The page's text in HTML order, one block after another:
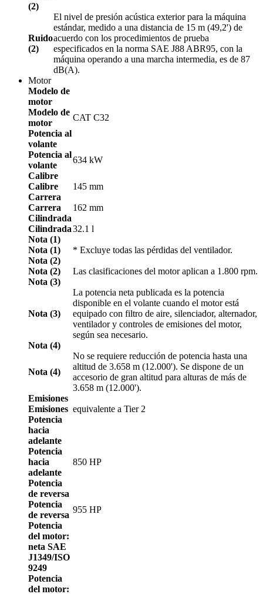
(2)
Ruido
(2)
El nivel de presión acústica exterior para la máquina
estándar, medido a una distancia de 15 m (49,2') de
acuerdo con los procedimientos de prueba
especificados en la norma SAE J88 ABR95, con la
máquina operando a una marcha intermedia, es de 87
dB(A).
Motor
Modelo de
motor
Modelo de
motor
CAT C32
Potencia al
volante
Potencia al
volante
634 kW
Calibre
Calibre
145 mm
Carrera
Carrera
162 mm
Cilindrada
Cilindrada32.1 l
Nota (1)
Nota (1)
* Excluye todas las pérdidas del ventilador.
Nota (2)
Nota (2)
Las clasificaciones del motor aplican a 1.800 rpm.
Nota (3)
Nota (3)
La potencia neta publicada es la potencia
disponible en el volante cuando el motor está
equipado con filtro de aire, silenciador, alternador,
ventilador y controles de emisiones del motor,
según sea necesario.
Nota (4)
Nota (4)
No se requiere reducción de potencia hasta una
altitud de 3.658 m (12.000'). Se dispone de un
accesorio de gran altitud para alturas de más de
3.658 m (12.000').
Emisiones
Emisiones equivalente a Tier 2
Potencia
hacia
adelante
Potencia
hacia
adelante
850 HP
Potencia
de reversa
Potencia
de reversa
955 HP
Potencia
del motor:
neta SAE
J1349/ISO
9249
Potencia
del motor: